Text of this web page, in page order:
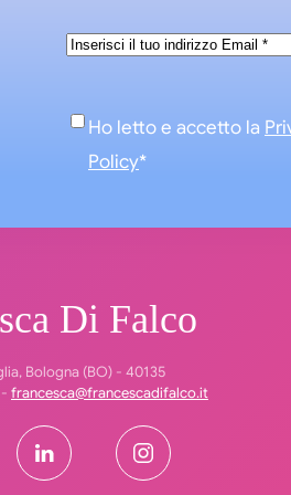
Email*
Consenso*
Ho letto e accetto la
Policy*
Di Falco
Bologna (BO) - 40135
francesca@francescadifalco.it